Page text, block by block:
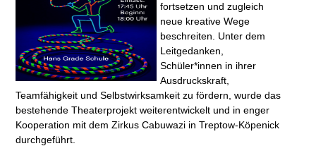
fortsetzen und zugleich
neue kreative Wege
beschreiten. Unter dem
Leitgedanken,
Schüler*innen in ihrer
Ausdruckskraft,
Teamfähigkeit und Selbstwirksamkeit zu fördern, wurde das
bestehende Theaterprojekt weiterentwickelt und in enger
Kooperation mit dem Zirkus Cabuwazi in Treptow-Köpenick
durchgeführt.